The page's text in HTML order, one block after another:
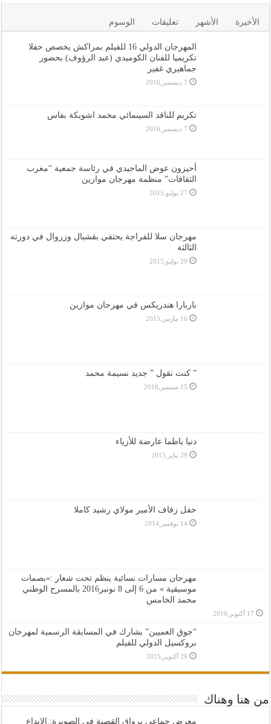
الأخيرة الأشهر تعليقات الوسوم
المهرجان الدولي 16 للفيلم بمراكش يخصص حفلا
تكريميا للفنان الكوميدي (عبد الرؤوف) بحضور
جماهيري غفير
7 ديسمبر,2016
تكريم للناقد السينمائي محمد اشويكة بفاس
7 ديسمبر,2016
أحيزون عوض الماجيدي في رئاسة جمعية “مغرب
الثقافات” منظمة مهرجان موازين
27 يوليو,2015
مهرجان سلا للفراجة يحتفي بقشبال وزروال في دورته
الثالثة
29 يوليو,2015
باربارا هندريكس في مهرجان موازين
16 مارس,2015
” كنت نقول ” جديد نسيمة محمد
15 سبتمبر,2016
دنيا باطما عارضة للأزياء
29 يناير,2015
حفل زفاف الأمير مولاي رشيد كاملا
14 نوفمبر,2014
مهرجان مسارات نسائية ينظم تحت شعار :«بصمات
موسيقية » من 6 إلى 8 نونبر2016 بالمسرح الوطني
محمد الخامس
17 أكتوبر,2016
“جوق العميين” يشارك في المسابقة الرسمية لمهرجان
بروكسيل الدولي للفيلم
29 أكتوبر,2015
من هنا وهناك
معرض جماعي برواق القصبة في الصويرة: الإبداع